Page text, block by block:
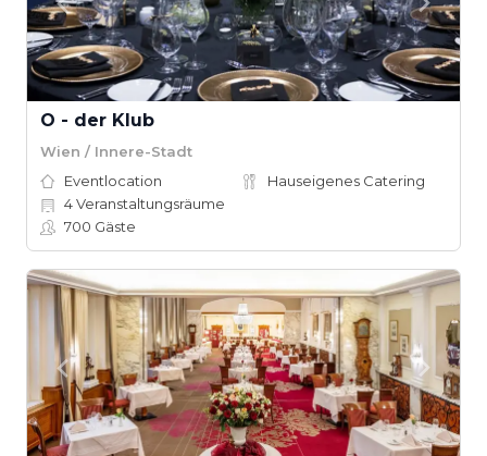
O - der Klub
Wien / Innere-Stadt
Eventlocation
Hauseigenes Catering
4Veranstaltungsräume
700 Gäste